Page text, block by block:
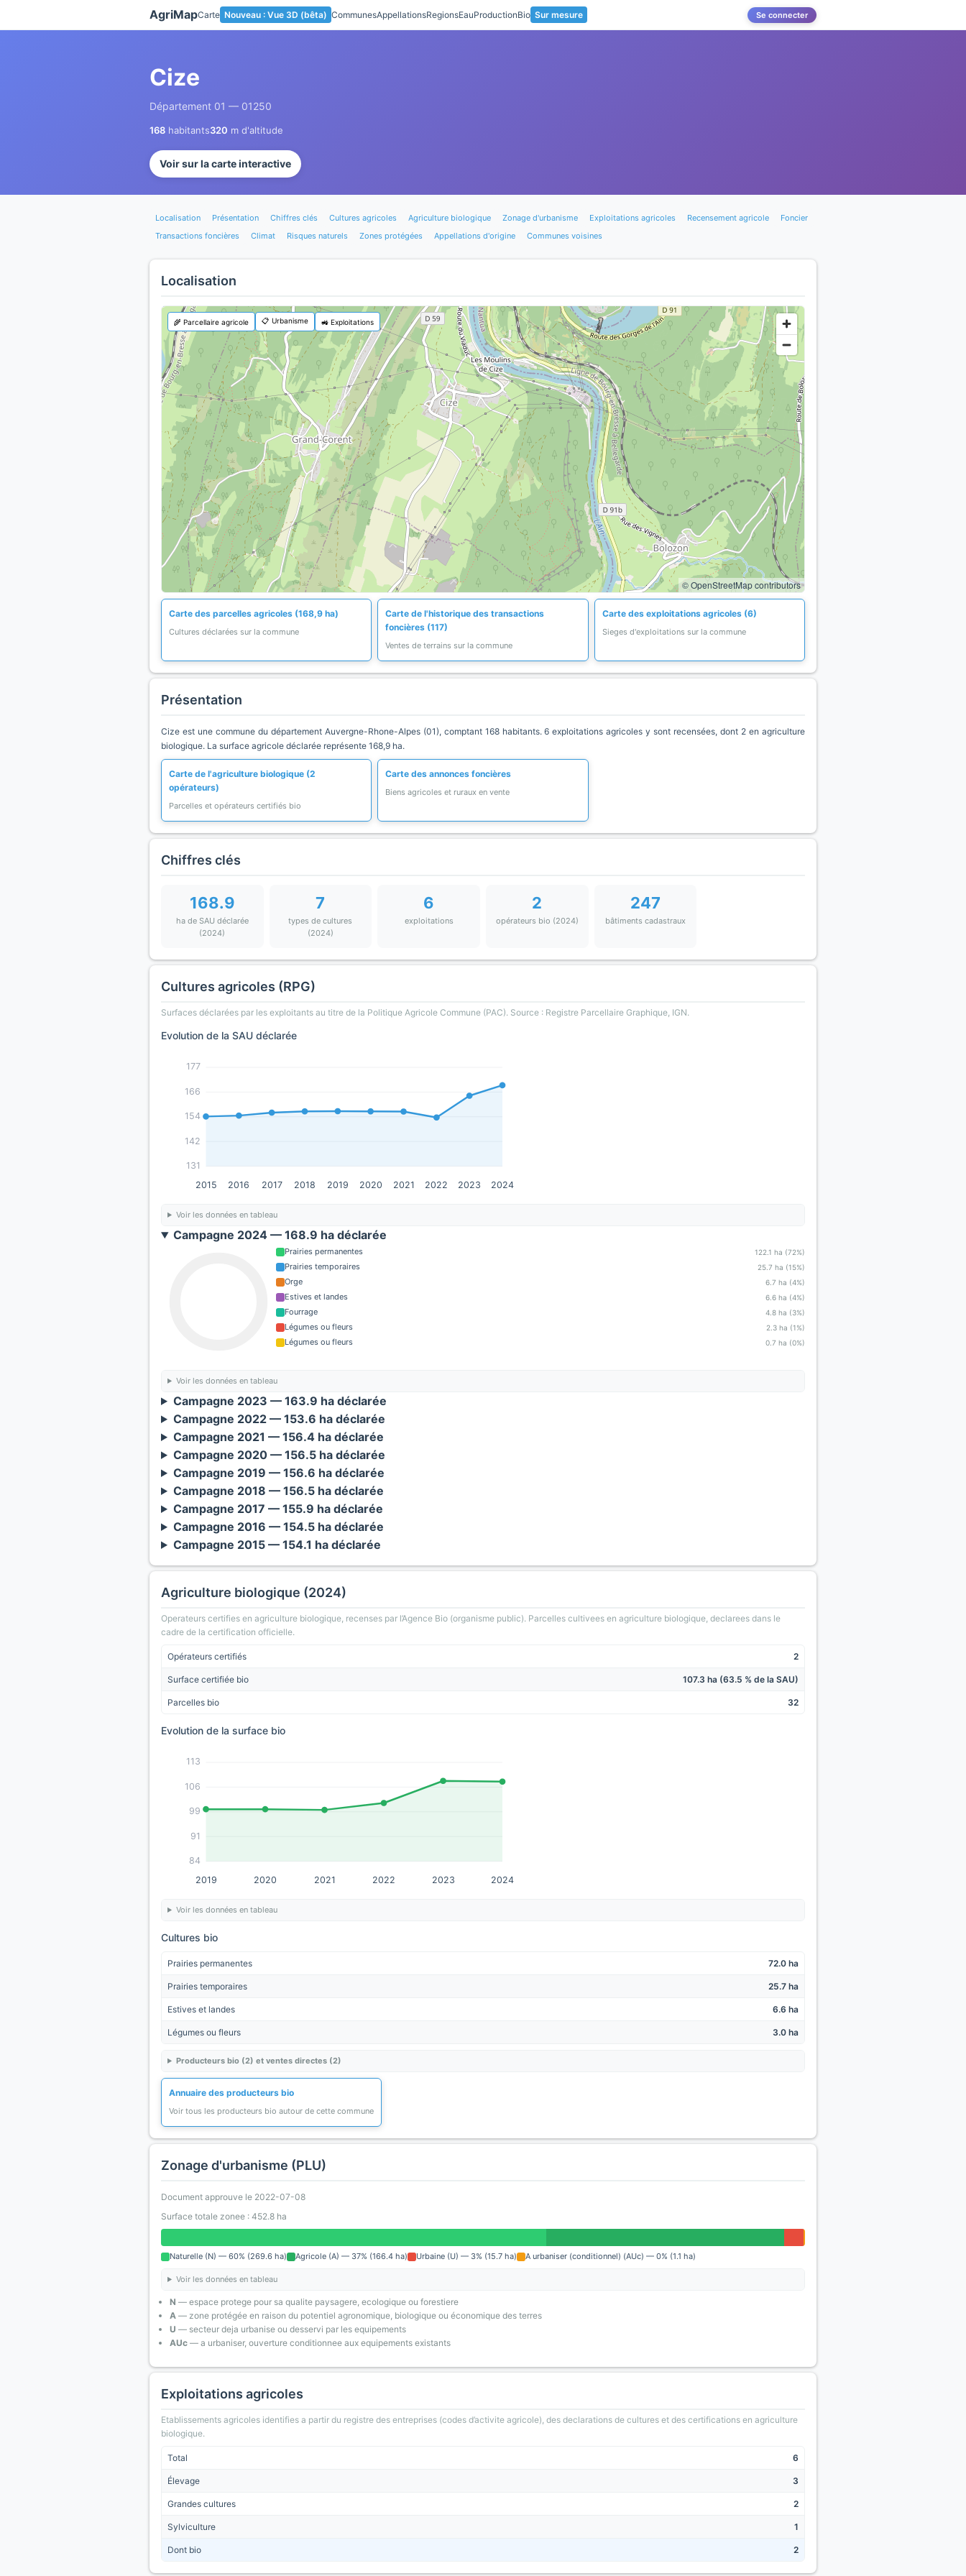
AgriMapCarte Nouveau : Vue 3D (bêta) CommunesAppellationsRegionsEauProductionBio Sur mesure Se connecter
Cize
Département 01 — 01250
168 habitants320 m d'altitude
Voir sur la carte interactive
Localisation Présentation Chiffres clés Cultures agricoles Agriculture biologique Zonage d'urbanisme Exploitations agricoles Recensement agricole
Foncier
Transactions foncières
Climat Risques naturels Zones protégées Appellations d'origine Communes voisines
Localisation
© OpenStreetMap contributors
🌾 Parcellaire agricole 📋 Urbanisme 🚜 Exploitations
Carte des parcelles agricoles (168,9 ha)
Cultures déclarées sur la commune
Carte de l'historique des transactions
foncières (117)
Ventes de terrains sur la commune
Carte des exploitations agricoles (6)
Sieges d'exploitations sur la commune
Présentation
Cize est une commune du département Auvergne-Rhone-Alpes (01), comptant 168 habitants. 6 exploitations agricoles y sont recensées, dont 2 en agriculture
biologique. La surface agricole déclarée représente 168,9 ha.
Carte de l'agriculture biologique (2
opérateurs)
Parcelles et opérateurs certifiés bio
Carte des annonces foncières
Biens agricoles et ruraux en vente
Chiffres clés
168.9
ha de SAU déclarée
(2024)
7
types de cultures
(2024)
6
exploitations
2
opérateurs bio (2024)
247
bâtiments cadastraux
Cultures agricoles (RPG)
Surfaces déclarées par les exploitants au titre de la Politique Agricole Commune (PAC). Source : Registre Parcellaire Graphique, IGN.
Evolution de la SAU déclarée
131
142
154
166
177
2015 2016 2017 2018 2019 2020 2021 2022 2023 2024
Voir les données en tableau
Campagne 2024 — 168.9 ha déclarée
Prairies permanentes 122.1 ha (72%)
Prairies temporaires 25.7 ha (15%)
Orge 6.7 ha (4%)
Estives et landes 6.6 ha (4%)
Fourrage 4.8 ha (3%)
Légumes ou fleurs 2.3 ha (1%)
Légumes ou fleurs 0.7 ha (0%)
Voir les données en tableau
Campagne 2023 — 163.9 ha déclarée
Campagne 2022 — 153.6 ha déclarée
Campagne 2021 — 156.4 ha déclarée
Campagne 2020 — 156.5 ha déclarée
Campagne 2019 — 156.6 ha déclarée
Campagne 2018 — 156.5 ha déclarée
Campagne 2017 — 155.9 ha déclarée
Campagne 2016 — 154.5 ha déclarée
Campagne 2015 — 154.1 ha déclarée
Agriculture biologique (2024)
Operateurs certifies en agriculture biologique, recenses par l’Agence Bio (organisme public). Parcelles cultivees en agriculture biologique, declarees dans le
cadre de la certification officielle.
Opérateurs certifiés 2
Surface certifiée bio 107.3 ha (63.5 % de la SAU)
Parcelles bio 32
Evolution de la surface bio
84
91
99
106
113
2019 2020 2021 2022 2023 2024
Voir les données en tableau
Cultures bio
Prairies permanentes 72.0 ha
Prairies temporaires 25.7 ha
Estives et landes 6.6 ha
Légumes ou fleurs 3.0 ha
Producteurs bio (2) et ventes directes (2)
Annuaire des producteurs bio
Voir tous les producteurs bio autour de cette commune
Zonage d'urbanisme (PLU)
Document approuve le 2022-07-08
Surface totale zonee : 452.8 ha
Naturelle (N) — 60% (269.6 ha) Agricole (A) — 37% (166.4 ha) Urbaine (U) — 3% (15.7 ha) A urbaniser (conditionnel) (AUc) — 0% (1.1 ha)
Voir les données en tableau
N — espace protege pour sa qualite paysagere, ecologique ou forestiere
A — zone protégée en raison du potentiel agronomique, biologique ou économique des terres
U — secteur deja urbanise ou desservi par les equipements
AUc — a urbaniser, ouverture conditionnee aux equipements existants
Exploitations agricoles
Etablissements agricoles identifies a partir du registre des entreprises (codes d’activite agricole), des declarations de cultures et des certifications en agriculture
biologique.
Total 6
Élevage 3
Grandes cultures 2
Sylviculture 1
Dont bio 2
Panneau de gestion des cookies